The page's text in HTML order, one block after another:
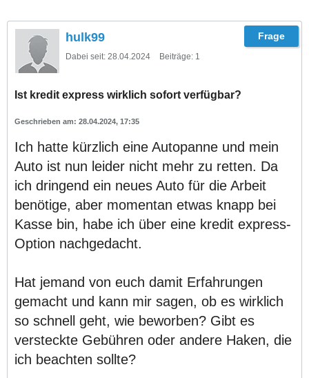
hulk99
Dabei seit: 28.04.2024 Beiträge: 1
Ist kredit express wirklich sofort verfügbar?
28.04.2024, 17:35
Ich hatte kürzlich eine Autopanne und mein
Auto ist nun leider nicht mehr zu retten. Da
ich dringend ein neues Auto für die Arbeit
benötige, aber momentan etwas knapp bei
Kasse bin, habe ich über eine kredit express-
Option nachgedacht.
Hat jemand von euch damit Erfahrungen
gemacht und kann mir sagen, ob es wirklich
so schnell geht, wie beworben? Gibt es
versteckte Gebühren oder andere Haken, die
ich beachten sollte?